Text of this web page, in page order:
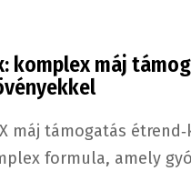
komplex máj
máj támogatás
formula, amely